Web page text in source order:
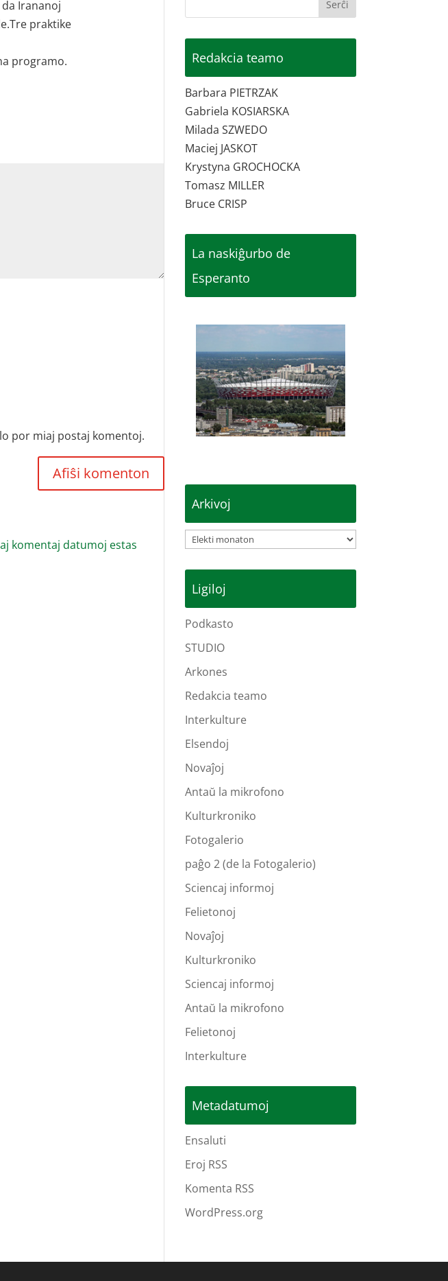
Irananoj
praktike
programo.
por miaj postaj komentoj.
komentaj datumoj estas
Redakcia teamo
Barbara PIETRZAK
Gabriela KOSIARSKA
Milada SZWEDO
Maciej JASKOT
Krystyna GROCHOCKA
Tomasz MILLER
Bruce CRISP
La naskiĝurbo de
Esperanto
Arkivoj
Arkivoj
Ligiloj
Podkasto
STUDIO
Arkones
Redakcia teamo
Interkulture
Elsendoj
Novaĵoj
Antaŭ la mikrofono
Kulturkroniko
Fotogalerio
paĝo 2 (de la Fotogalerio)
Sciencaj informoj
Felietonoj
Novaĵoj
Kulturkroniko
Sciencaj informoj
Antaŭ la mikrofono
Felietonoj
Interkulture
Metadatumoj
Ensaluti
Eroj RSS
Komenta RSS
WordPress.org